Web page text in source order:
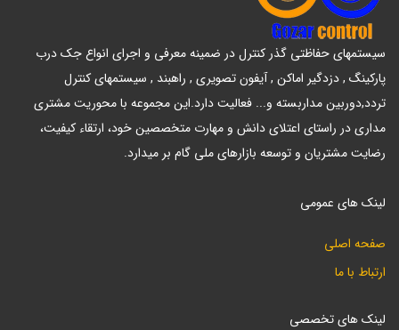
سیستمهای حفاظتی گذر کنترل در ضمینه معرفی و اجرای انواع جک درب
پارکینگ , دزدگیر اماکن , آیفون تصویری , راهبند , سیستمهای کنترل
تردد,دوربین مداربسته و... فعالیت دارد.این مجموعه با محوریت مشتری
مداری در راستای اعتلای دانش و مهارت متخصصین خود، ارتقاء کیفیت،
رضایت مشتریان و توسعه بازارهای ملی گام بر میدارد.
لینک های عمومی
صفحه اصلی
ارتباط با ما
لینک های تخصصی